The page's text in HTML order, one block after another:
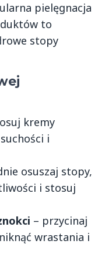
pielęgnacja
to
stopy
kremy
i
osuszaj stopy,
i stosuj
– przycinaj
wrastania i